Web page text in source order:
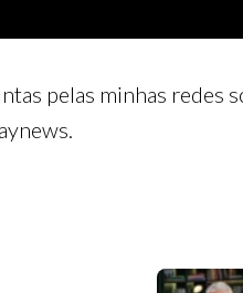
pelas minhas redes